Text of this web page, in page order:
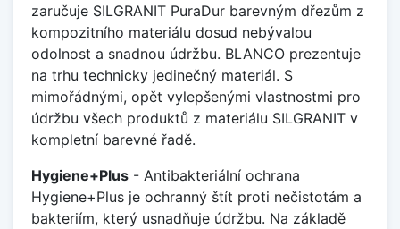
zaručuje SILGRANIT PuraDur barevným dřezům z
kompozitního materiálu dosud nebývalou
odolnost a snadnou údržbu. BLANCO prezentuje
na trhu technicky jedinečný materiál. S
mimořádnými, opět vylepšenými vlastnostmi pro
údržbu všech produktů z materiálu SILGRANIT v
kompletní barevné řadě.
Hygiene+Plus - Antibakteriální ochrana
Hygiene+Plus je ochranný štít proti nečistotám a
bakteriím, který usnadňuje údržbu. Na základě